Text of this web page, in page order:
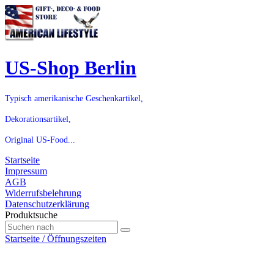
US-Shop Berlin
Typisch amerikanische Geschenkartikel,
Dekorationsartikel,
Original US-Food...
Startseite
Impressum
AGB
Widerrufsbelehrung
Datenschutzerklärung
Produktsuche
Startseite / Öffnungszeiten